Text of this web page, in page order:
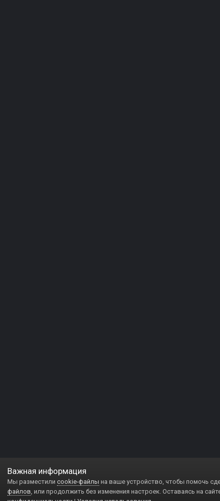
Важная информация
Мы разместили cookie-файлы на ваше устройство, чтобы помочь
файлов, или продолжить без изменения настроек. Оставаясь на